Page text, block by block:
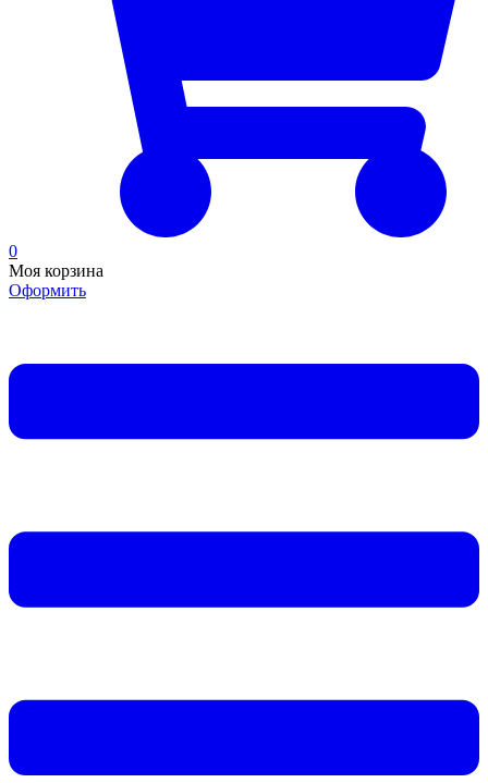
0
Моя корзина
Оформить